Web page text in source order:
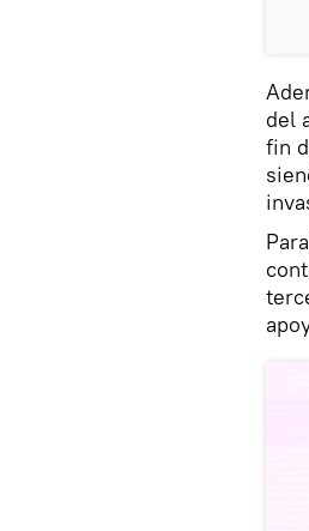
del
fin